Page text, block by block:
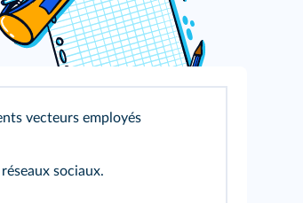
vecteurs employés
sociaux.